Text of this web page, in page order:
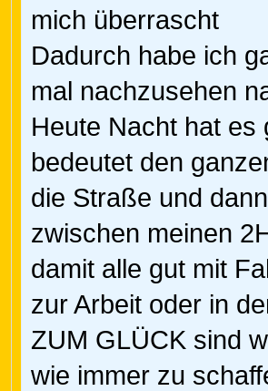
mich überrascht
Dadurch habe ich
mal nachzusehen
Heute Nacht hat es
bedeutet den
die Straße und
zwischen meinen
damit alle gut mit
zur Arbeit oder in
ZUM GLÜCK sind
wie immer zu